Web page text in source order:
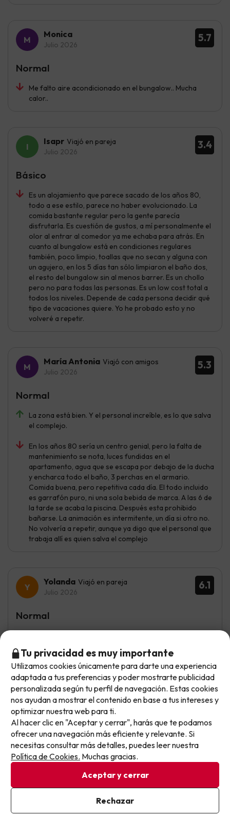
5.7
Monica
Julio 2026
Me falto aire acondicionado en el bungalow.. Mucha
calor..
Normal
3.4
Isapr Viajó en pareja
Julio 2026
Es un alojamiento que parece sacado de los años 80,
todo a ese estilo, parece no haber evolucionado. La
comida bastante regular pero la gente parecía
disfrutarla. Es cuestión de gustos, a mí personalmente el
olor al entrar al comedor ya me echaba para atrás. En
cuanto al bungalow está en condiciones regulares
también, poco limpio, toallas que no secan y alguna con
un agujero, en los 5 días tan sólo limpiaron el baño dos,
el resto del bungalow sin al menos barrer. Es un chollo
pero no para todas las personas. Es un low cost total a
todos los niveles. Depende de cada persona decidir qué
tipo de vacaciones quiere. Yo he probado esto y no
volveré a repetir.
Básico
5.3
María Antonia Viajó con amigos
Julio 2026
La zona está bien. Y el personal increíble, es lo que salva
el complejo.
En los años 80 sería un centro genial, pero la falta de
mantenimiento se nota, luces fundidas en el
apartamento, agua que se escapa por debajo de la ducha
y encharca todo el baño, 3 perchas en el armario.
Comida buena, pero repetitiva cada día. El todo incluido
es garrafón puro, ni una sola bebida de marca. A las 6 de
la tarde se acaba la piscina. Después esta prohibido
bañarse. La animación es intermitente, un día si otro no.
No volvería a repetir, aunque ya digo que el personal que
trabaja allí es quien salva el complejo
Normal
6.1
Yolanda Viajó en pareja
Julio 2026
merecen totalmente la pena, aunque para llegar a ellas
haya que desplazarse en coche. Y, por supuesto, el trato
del personal, que ha sido excelente desde el primer día.
Su amabilidad y atención han hecho que la estancia fuera
mucho más agradable.
La comida muy poca variedad y calidad
Normal
6.6
Joaquin Ramon Viajó en familia
El precio era ajustado a los servicios ofrecidos
No llegas tarde: llegas al siguiente.
Este chollo ya ha caducado, pero cada día lanzamos
nuevas oportunidades para viajar mejor y pagar
menos.
Apúntate y que el próximo no se te escape.
Pon tu mejor e-mail
Ya estoy suscrito
Al suscribirte, confirmas haber leído y estar de acuerdo con la
Tu privacidad es muy importante
Utilizamos cookies únicamente para darte una experiencia
adaptada a tus preferencias y poder mostrarte publicidad
personalizada según tu perfil de navegación. Estas cookies
nos ayudan a mostrar el contenido en base a tus intereses y
optimizar nuestra web para ti.
Al hacer clic en "Aceptar y cerrar", harás que te podamos
ofrecer una navegación más eficiente y relevante. Si
necesitas consultar más detalles, puedes leer nuestra
Política de Cookies. Muchas gracias.
Aceptar y cerrar
Rechazar